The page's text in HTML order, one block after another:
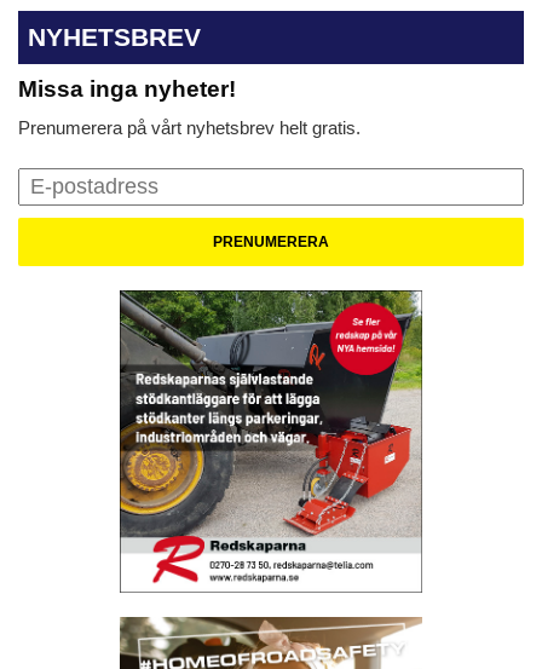
NYHETSBREV
Missa inga nyheter!
Prenumerera på vårt nyhetsbrev helt gratis.